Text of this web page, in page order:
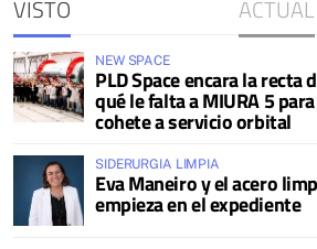
VISTO ACTUAL
NEW SPACE
PLD Space encara la recta
qué le falta a MIURA 5
cohete a servicio orbital
SIDERURGIA LIMPIA
Eva Maneiro y el acero
empieza en el expediente